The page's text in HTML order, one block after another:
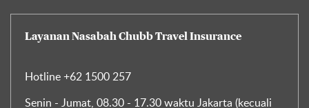
Layanan Nasabah Chubb Travel Insurance
Hotline+62 1500 257
Senin - Jumat, 08.30 - 17.30 waktu Jakarta (kecuali